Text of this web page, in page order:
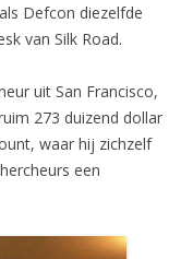
Defcon diezelfde
van Silk Road.
uit San Francisco,
273 duizend dollar
waar hij zichzelf
een